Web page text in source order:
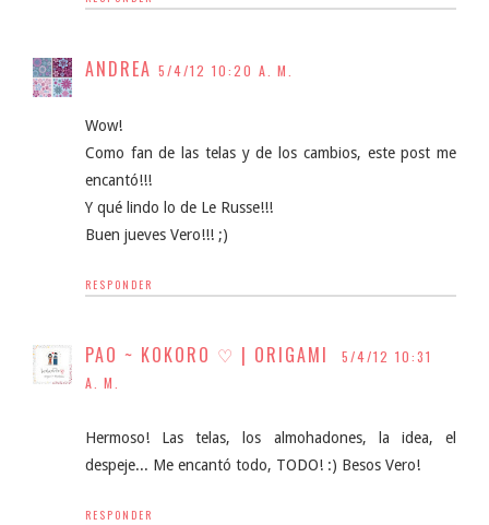
ANDREA 5/4/12 10:20 A. M.
Wow!
Como fan de las telas y de los cambios, este post me
encantó!!!
Y qué lindo lo de Le Russe!!!
Buen jueves Vero!!! ;)
RESPONDER
PAO ~ KOKORO ♡ | ORIGAMI
5/4/12 10:31
A. M.
Hermoso! Las telas, los almohadones, la idea, el
despeje... Me encantó todo, TODO! :) Besos Vero!
RESPONDER